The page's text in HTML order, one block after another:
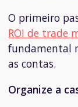
O primeiro
ROI de trade
fundamental
as contas.
Organize a